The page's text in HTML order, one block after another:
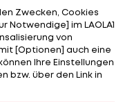
nur zu einem 1:1-
der Linzer
kann nach
(49.).
Zwecken, Cookies
Notwendige] im LAOLA1
von
[Optionen] auch eine
Ihre Einstellungen
bzw. über den Link in